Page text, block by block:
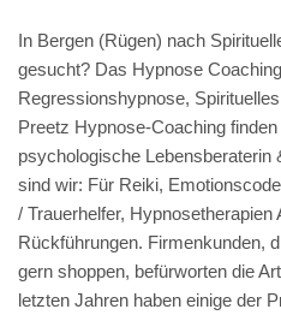
In Bergen (Rügen) nach
gesucht? Das Hypnose
Regressionshypnose,
Preetz Hypnose-Coaching
psychologische Lebensberaterin
sind wir: Für Reiki,
/ Trauerhelfer, Hypnosetherapien
Rückführungen. Firmenkunden,
gern shoppen, befürworten die
letzten Jahren haben einige der